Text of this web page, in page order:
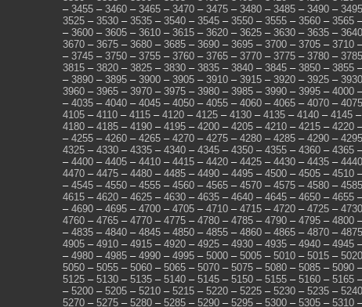
– 3455 – 3460 – 3465 – 3470 – 3475 – 3480 – 3485 – 3490 – 3495
3525 – 3530 – 3535 – 3540 – 3545 – 3550 – 3555 – 3560 – 3565
– 3600 – 3605 – 3610 – 3615 – 3620 – 3625 – 3630 – 3635 – 3640
3670 – 3675 – 3680 – 3685 – 3690 – 3695 – 3700 – 3705 – 3710
– 3745 – 3750 – 3755 – 3760 – 3765 – 3770 – 3775 – 3780 – 3785
3815 – 3820 – 3825 – 3830 – 3835 – 3840 – 3845 – 3850 – 3855
– 3890 – 3895 – 3900 – 3905 – 3910 – 3915 – 3920 – 3925 – 3930
3960 – 3965 – 3970 – 3975 – 3980 – 3985 – 3990 – 3995 – 4000
– 4035 – 4040 – 4045 – 4050 – 4055 – 4060 – 4065 – 4070 – 4075
4105 – 4110 – 4115 – 4120 – 4125 – 4130 – 4135 – 4140 – 4145 –
4180 – 4185 – 4190 – 4195 – 4200 – 4205 – 4210 – 4215 – 4220
– 4255 – 4260 – 4265 – 4270 – 4275 – 4280 – 4285 – 4290 – 4295
4325 – 4330 – 4335 – 4340 – 4345 – 4350 – 4355 – 4360 – 4365
– 4400 – 4405 – 4410 – 4415 – 4420 – 4425 – 4430 – 4435 – 4440
4470 – 4475 – 4480 – 4485 – 4490 – 4495 – 4500 – 4505 – 4510
– 4545 – 4550 – 4555 – 4560 – 4565 – 4570 – 4575 – 4580 – 4585
4615 – 4620 – 4625 – 4630 – 4635 – 4640 – 4645 – 4650 – 4655
– 4690 – 4695 – 4700 – 4705 – 4710 – 4715 – 4720 – 4725 – 4730
4760 – 4765 – 4770 – 4775 – 4780 – 4785 – 4790 – 4795 – 4800
– 4835 – 4840 – 4845 – 4850 – 4855 – 4860 – 4865 – 4870 – 4875
4905 – 4910 – 4915 – 4920 – 4925 – 4930 – 4935 – 4940 – 4945
– 4980 – 4985 – 4990 – 4995 – 5000 – 5005 – 5010 – 5015 – 5020
5050 – 5055 – 5060 – 5065 – 5070 – 5075 – 5080 – 5085 – 5090
5125 – 5130 – 5135 – 5140 – 5145 – 5150 – 5155 – 5160 – 5165
– 5200 – 5205 – 5210 – 5215 – 5220 – 5225 – 5230 – 5235 – 5240
5270 – 5275 – 5280 – 5285 – 5290 – 5295 – 5300 – 5305 – 5310